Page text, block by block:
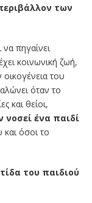
των
να πηγαίνει
κοινωνική ζωή,
του
όταν το
και θείοι,
νοσεί ένα παιδί
και όσοι το
του παιδιού